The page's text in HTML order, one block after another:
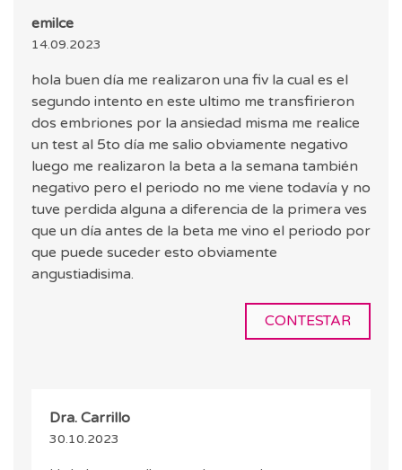
emilce
14.09.2023
hola buen día me realizaron una fiv la cual es el
segundo intento en este ultimo me transfirieron
dos embriones por la ansiedad misma me realice
un test al 5to día me salio obviamente negativo
luego me realizaron la beta a la semana también
negativo pero el periodo no me viene todavía y no
tuve perdida alguna a diferencia de la primera ves
que un día antes de la beta me vino el periodo por
que puede suceder esto obviamente
angustiadisima.
CONTESTAR
Dra. Carrillo
30.10.2023